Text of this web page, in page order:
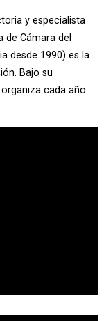
y especialista
Cámara del
desde 1990) es la
Bajo su
cada año